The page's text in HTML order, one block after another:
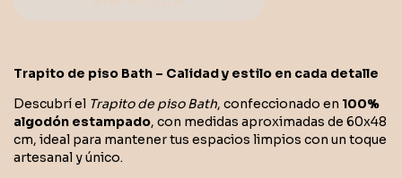
Trapito de piso Bath – Calidad y estilo en cada detalle
Descubrí el Trapito de piso Bath, confeccionado en 100%
algodón estampado, con medidas aproximadas de 60x48
cm, ideal para mantener tus espacios limpios con un toque
artesanal y único.